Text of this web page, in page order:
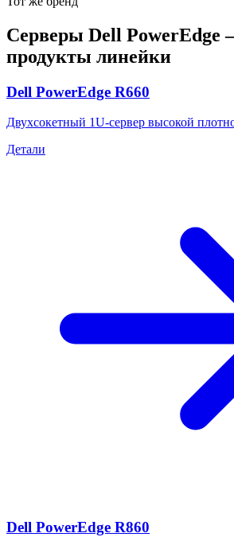
Серверы Dell PowerEdge
продукты линейки
Dell PowerEdge R660
Двухсокетный 1U-сервер высокой
Детали
Dell PowerEdge R860